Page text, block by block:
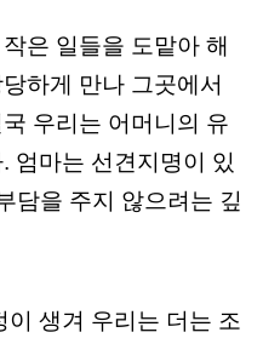
은 일들을 도맡아 해
하게 만나 그곳에서
우리는 어머니의 유
엄마는 선견지명이 있
담을 주지 않으려는 깊
생겨 우리는 더는 조